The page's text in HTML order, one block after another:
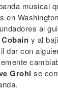
musical
en
al
y al
dar con
Grohl se